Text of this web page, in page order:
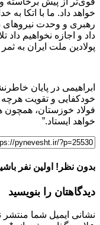
خواهد داد. ما با اتکا به
رهبری و وحدت نیروهای
داد و اجازه نخواهیم داد
پولادین ملت ایران به ثمر
ابراهیمی در پایان
خودکفایی و تقویت
فولاد خوزستان،
خواهد ایستاد.”
بدون نظر! اولین نفر
دیدگاهتان را بنویسید
نشانی ایمیل شما منتشر